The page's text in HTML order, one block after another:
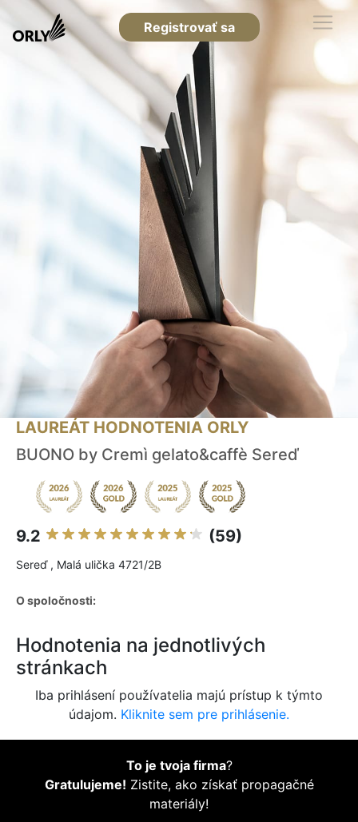
Registrovať sa
LAUREÁT HODNOTENIA ORLY
BUONO by Cremì gelato&caffè Sereď
9.2 (59)
Sereď , Malá ulička 4721/2B
O spoločnosti:
Hodnotenia na jednotlivých
stránkach
Iba prihlásení používatelia majú prístup k týmto
údajom. Kliknite sem pre prihlásenie.
To je tvoja firma?
Gratulujeme! Zistite, ako získať propagačné
materiály!